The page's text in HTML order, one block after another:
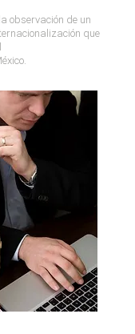
observación de un
que